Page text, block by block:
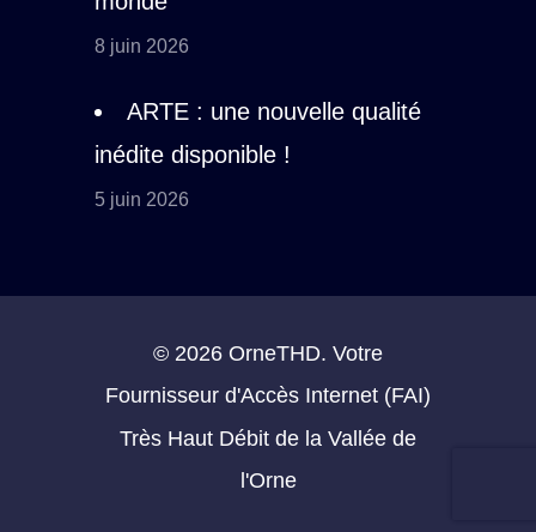
8 juin 2026
ARTE : une nouvelle qualité
inédite disponible !
5 juin 2026
© 2026 OrneTHD. Votre
Fournisseur d'Accès Internet (FAI)
Très Haut Débit de la Vallée de
l'Orne